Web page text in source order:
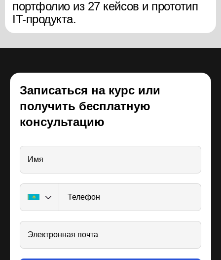
Тестовое собеседование.
портфолио из 27 кейсов и прототип
IT-продукта.
Записаться на курс или
получить бесплатную
консультацию
Имя
Телефон
Электронная почта